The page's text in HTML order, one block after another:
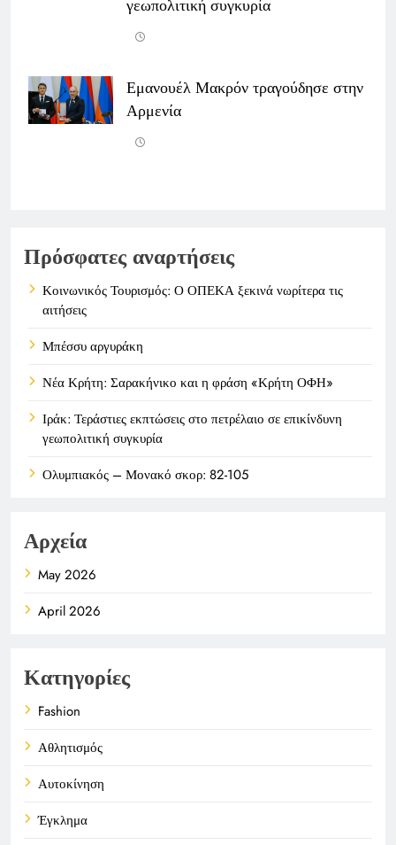
γεωπολιτική συγκυρία
Εμανουέλ Μακρόν τραγούδησε στην
Αρμενία
Πρόσφατες αναρτήσεις
Κοινωνικός Τουρισμός: Ο ΟΠΕΚΑ ξεκινά νωρίτερα τις
αιτήσεις
Μπέσσυ αργυράκη
Νέα Κρήτη: Σαρακήνικο και η φράση «Κρήτη ΟΦΗ»
Ιράκ: Τεράστιες εκπτώσεις στο πετρέλαιο σε επικίνδυνη
γεωπολιτική συγκυρία
Ολυμπιακός – Μονακό σκορ: 82-105
Αρχεία
May 2026
April 2026
Κατηγορίες
Fashion
Αθλητισμός
Αυτοκίνηση
Έγκλημα